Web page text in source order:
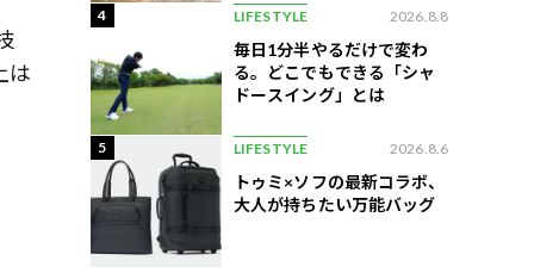
は
4 LIFESTYLE 2026.8.8
毎日1分半やるだけで変わ
る。どこでもできる「シャ
ドースイング」とは
5 LIFESTYLE 2026.8.6
トゥミ×ソフの最新コラボ、
大人が持ちたい万能バッグ